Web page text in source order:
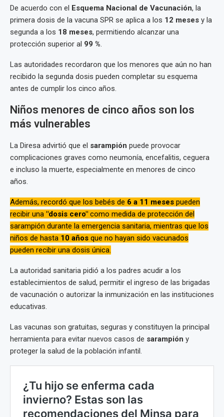
De acuerdo con el Esquema Nacional de Vacunación, la
primera dosis de la vacuna SPR se aplica a los 12 meses y la
segunda a los 18 meses, permitiendo alcanzar una
protección superior al 99 %.
Las autoridades recordaron que los menores que aún no han
recibido la segunda dosis pueden completar su esquema
antes de cumplir los cinco años.
Niños menores de cinco años son los
más vulnerables
La Diresa advirtió que el sarampión puede provocar
complicaciones graves como neumonía, encefalitis, ceguera
e incluso la muerte, especialmente en menores de cinco
años.
Además, recordó que los bebés de 6 a 11 meses pueden
recibir una "dosis cero" como medida de protección del
sarampión durante la emergencia sanitaria, mientras que los
niños de hasta 10 años que no hayan sido vacunados
pueden recibir una dosis única.
La autoridad sanitaria pidió a los padres acudir a los
establecimientos de salud, permitir el ingreso de las brigadas
de vacunación o autorizar la inmunización en las instituciones
educativas.
Las vacunas son gratuitas, seguras y constituyen la principal
herramienta para evitar nuevos casos de sarampión y
proteger la salud de la población infantil.